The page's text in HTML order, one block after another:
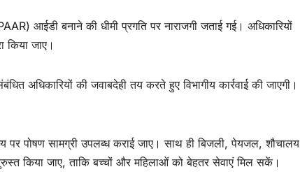
आईडी बनाने की धीमी प्रगति पर नाराजगी जताई गई। अधिकारियों
जाए।
अधिकारियों की जवाबदेही तय करते हुए विभागीय कार्रवाई की जाएगी।
पर पोषण सामग्री उपलब्ध कराई जाए। साथ ही बिजली, पेयजल, शौचालय
किया जाए, ताकि बच्चों और महिलाओं को बेहतर सेवाएं मिल सकें।